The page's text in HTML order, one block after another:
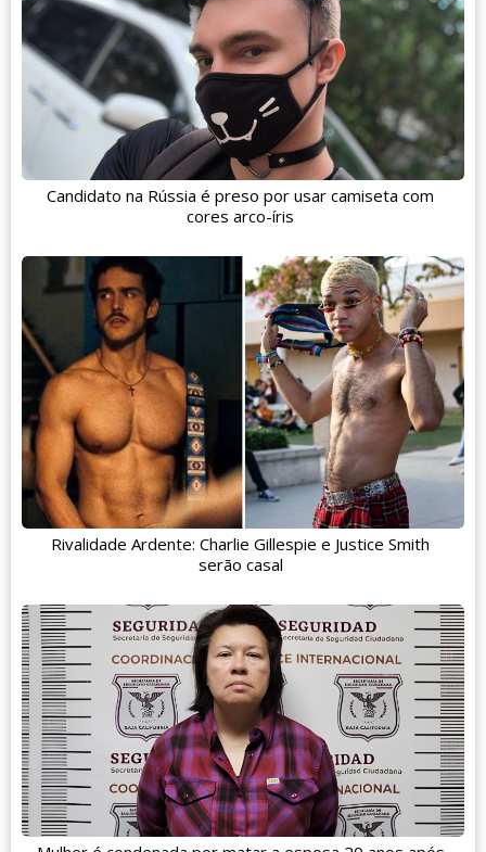
Candidato na Rússia é preso por usar camiseta com
cores arco-íris
Rivalidade Ardente: Charlie Gillespie e Justice Smith
serão casal